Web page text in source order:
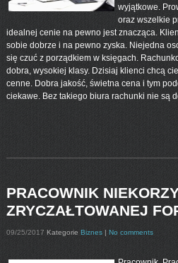
wyjątkowe.
oraz wszelkie
idealnej cenie na pewno jest znacząca.
sobie dobrze i na pewno zyska. Niejedna
się czuć z porządkiem w księgach.
dobra, wysokiej klasy. Dzisiaj klienci chcą
cenne. Dobra jakość, świetna cena i tym
ciekawe. Bez takiego biura rachunki nie są
PRACOWNIK
ZRYCZAŁTOWANEJ
09/25/2017 Kategorie Biznes| No comments